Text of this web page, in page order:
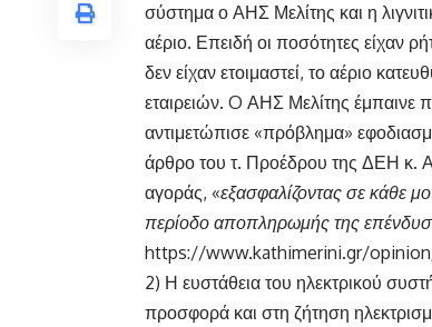
σύστημα ο ΑΗΣ Μελίτης και η
αέριο. Επειδή οι ποσότητες είχαν
δεν είχαν ετοιμαστεί, το αέριο
εταιρειών. O ΑΗΣ Μελίτης
αντιμετώπισε «πρόβλημα»
άρθρο του τ. Προέδρου της ΔΕΗ κ.
αγοράς, «εξασφαλίζοντας σε κάθε
περίοδο αποπληρωμής της
https://www.kathimerini.gr/
2) Η ευστάθεια του ηλεκτρικού
προσφορά και στη ζήτηση